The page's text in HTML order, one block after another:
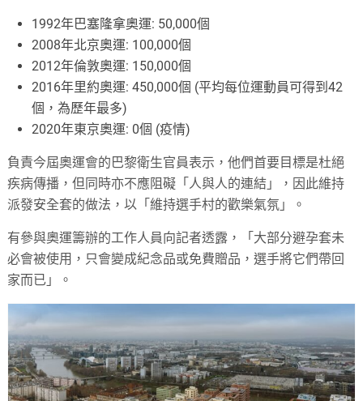
1992年巴塞隆拿奧運: 50,000個
2008年北京奧運: 100,000個
2012年倫敦奧運: 150,000個
2016年里約奧運: 450,000個 (平均每位運動員可得到42
個，為歷年最多)
2020年東京奧運: 0個 (疫情)
負責今屆奧運會的巴黎衛生官員表示，他們首要目標是杜絕
疾病傳播，但同時亦不應阻礙「人與人的連結」，因此維持
派發安全套的做法，以「維持選手村的歡樂氣氛」。
有參與奧運籌辦的工作人員向記者透露，「大部分避孕套未
必會被使用，只會變成紀念品或免費贈品，選手將它們帶回
家而已」。